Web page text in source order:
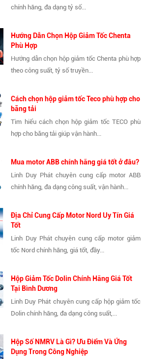
chính hãng, đa dạng tỷ số...
Hướng Dẫn Chọn Hộp Giảm Tốc Chenta
Phù Hợp
Hướng dẫn chọn hộp giảm tốc Chenta phù hợp
theo công suất, tỷ số truyền...
Cách chọn hộp giảm tốc Teco phù hợp cho
băng tải
Tìm hiểu cách chọn hộp giảm tốc TECO phù
hợp cho băng tải giúp vận hành...
Mua motor ABB chính hãng giá tốt ở đâu?
Linh Duy Phát chuyên cung cấp motor ABB
chính hãng, đa dạng công suất, vận hành...
Địa Chỉ Cung Cấp Motor Nord Uy Tín Giá
Tốt
Linh Duy Phát chuyên cung cấp motor giảm
tốc Nord chính hãng, giá tốt, đầy...
Hộp Giảm Tốc Dolin Chính Hãng Giá Tốt
Tại Bình Dương
Linh Duy Phát chuyên cung cấp hộp giảm tốc
Dolin chính hãng, đa dạng công suất,...
Hộp Số NMRV Là Gì? Ưu Điểm Và Ứng
Dụng Trong Công Nghiệp